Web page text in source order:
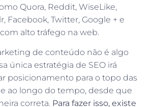
Quora, Reddit, WiseLike,
Facebook, Twitter, Google + e
alto tráfego na web.
de conteúdo não é algo
única estratégia de SEO irá
posicionamento para o topo das
ao longo do tempo, desde que
correta. Para fazer isso, existe